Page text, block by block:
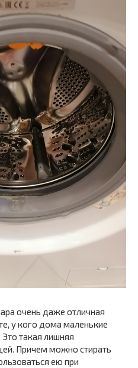
очень даже отличная
у кого дома маленькие
такая лишняя
Причем можно стирать
ею при